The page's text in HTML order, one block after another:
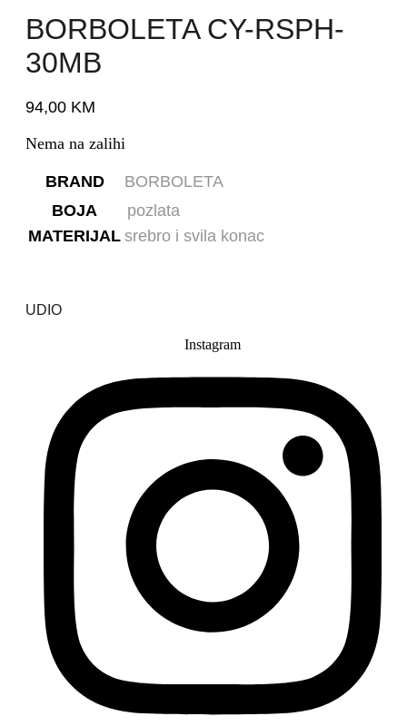
BORBOLETA CY-RSPH-
30MB
94,00 KM
Nema na zalihi
BRAND
BORBOLETA
BOJA
pozlata
MATERIJAL srebro i svila konac
UDIO
Instagram